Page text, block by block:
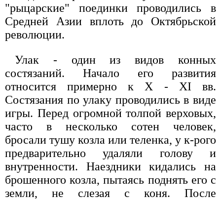
"рыцарские" поединки проводились в
Средней Азии вплоть до Октябрьской
революции.
Улак - один из видов конных
состязаний. Начало его развития
относится примерно к X - XI вв.
Состязания по улаку проводились в виде
игры. Перед огромной толпой верховых,
часто в несколько сотен человек,
бросали тушу козла или теленка, у к-рого
предварительно удаляли голову и
внутренности. Наездники кидались на
брошенного козла, пытаясь поднять его с
земли, не слезая с коня. После